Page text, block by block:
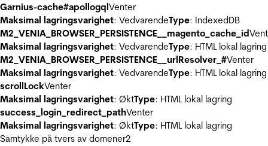
Garnius-cache#apollogqlVenter
Maksimal lagringsvarighet: VedvarendeType: IndexedDB
M2_VENIA_BROWSER_PERSISTENCE__magento_cache_id
Maksimal lagringsvarighet: VedvarendeType: HTML lokal lagring
M2_VENIA_BROWSER_PERSISTENCE__urlResolver_#Venter
Maksimal lagringsvarighet: VedvarendeType: HTML lokal lagring
scrollLockVenter
Maksimal lagringsvarighet: ØktType: HTML lokal lagring
success_login_redirect_pathVenter
Maksimal lagringsvarighet: ØktType: HTML lokal lagring
Samtykke på tvers av domener2